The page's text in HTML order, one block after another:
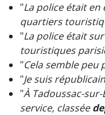
"La police était en
quartiers
"La police était
touristiques
"Cela semble
"Je suis républicain
"À Tadoussac-
service, classée